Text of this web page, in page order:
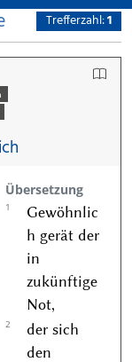
Trefferzahl:1
Übersetzung
1
Gewöhnlic
h gerät der
in
zukünftige
Not,
2
der sich
den